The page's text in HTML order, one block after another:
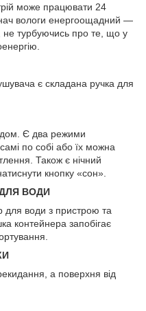
може працювати 24
вологи енергоощадний —
не турбуючись про те, що у
є складана ручка для
Є два режими
по собі або їх можна
Також є нічний
кнопку «сон».
ВОДИ
для води з пристрою та
контейнера запобігає
а поверхня від